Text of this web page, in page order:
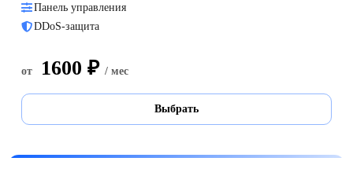
Панель управления
DDoS-защита
от 1600 ₽ / мес
Выбрать